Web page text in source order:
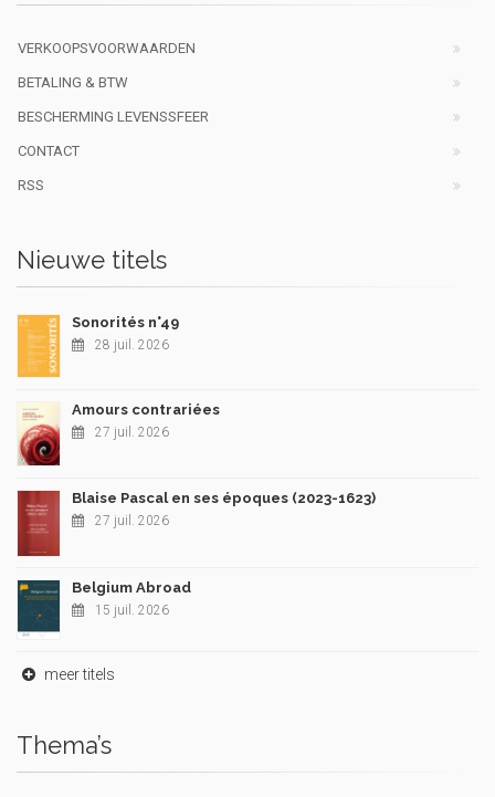
VERKOOPSVOORWAARDEN
BETALING & BTW
BESCHERMING LEVENSSFEER
CONTACT
RSS
Nieuwe titels
Sonorités n°49
28 juil. 2026
Amours contrariées
27 juil. 2026
Blaise Pascal en ses époques (2023-1623)
27 juil. 2026
Belgium Abroad
15 juil. 2026
meer titels
Thema’s